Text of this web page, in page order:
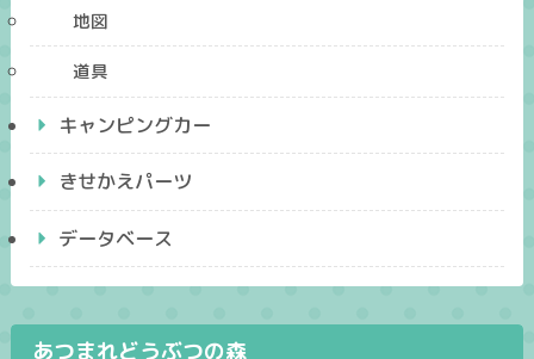
地図
道具
キャンピングカー
きせかえパーツ
データベース
あつまれどうぶつの森